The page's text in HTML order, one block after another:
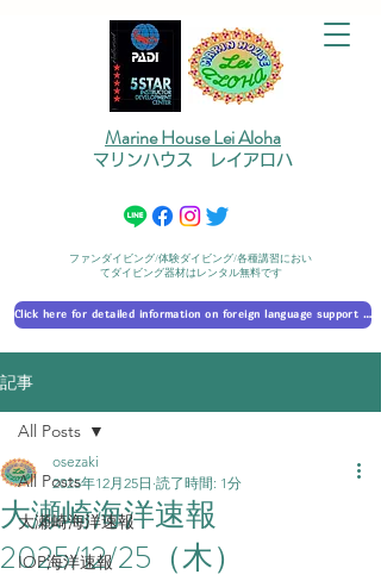
Marine House Lei Aloha
マリンハウス レイアロハ
ファンダイビング/体験ダイビング/各種講習におい
てダイビング器材はレンタル無料です
Click here for detailed information on foreign language support 外国語対応の詳細に​ついて
記事
All Posts
大瀬崎海洋速報
IOP海洋速報
All Posts
大瀬崎海洋速報
2025/12/25（木）
osezaki
2025年12月25日 読了時間: 1分